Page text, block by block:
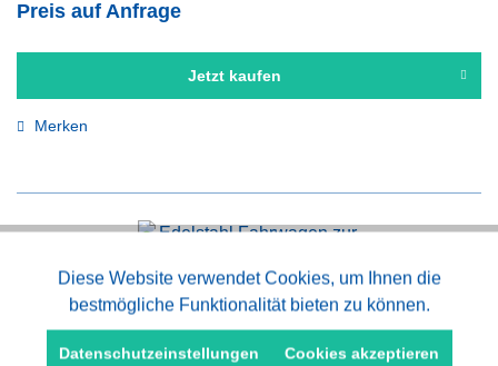
Preis auf Anfrage
Jetzt kaufen
Merken
Edelstahl Fahrwagen zur Desinfektion
Funktionale Aktiv
Marketing Aktiv
Diese Website verwendet Cookies, um Ihnen die
bestmögliche Funktionalität bieten zu können.
Datenschutzeinstellungen Cookies akzeptieren